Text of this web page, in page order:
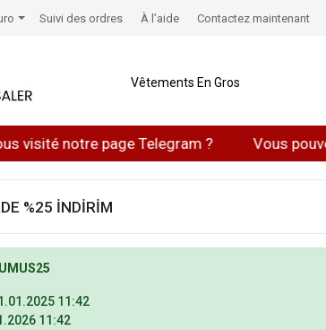
visité notre page Telegram ? Vous
Suivi des ordres À l’aide Contactez maintenant
Vêtements En Gros
%25 İNDİRİM
11:42
11:42